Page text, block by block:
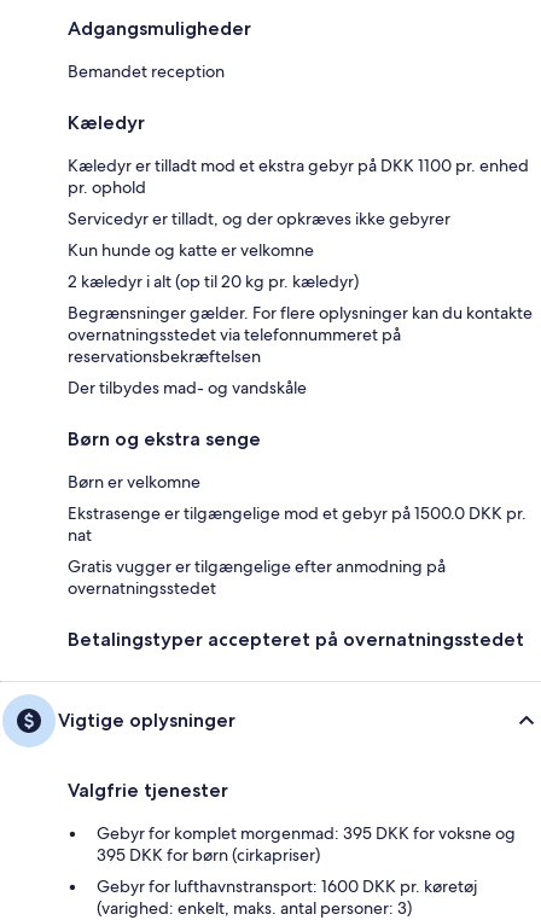
Adgangsmuligheder
Bemandet reception
Kæledyr
Kæledyr er tilladt mod et ekstra gebyr på DKK 1100 pr. enhed
pr. ophold
Servicedyr er tilladt, og der opkræves ikke gebyrer
Kun hunde og katte er velkomne
2 kæledyr i alt (op til 20 kg pr. kæledyr)
Begrænsninger gælder. For flere oplysninger kan du kontakte
overnatningsstedet via telefonnummeret på
reservationsbekræftelsen
Der tilbydes mad- og vandskåle
Børn og ekstra senge
Børn er velkomne
Ekstrasenge er tilgængelige mod et gebyr på 1500.0 DKK pr.
nat
Gratis vugger er tilgængelige efter anmodning på
overnatningsstedet
Betalingstyper accepteret på overnatningsstedet
Vigtige oplysninger
Valgfrie tjenester
Gebyr for komplet morgenmad: 395 DKK for voksne og
395 DKK for børn (cirkapriser)
Gebyr for lufthavnstransport: 1600 DKK pr. køretøj
(varighed: enkelt, maks. antal personer: 3)